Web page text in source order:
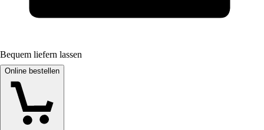
Bequem liefern lassen
Online bestellen